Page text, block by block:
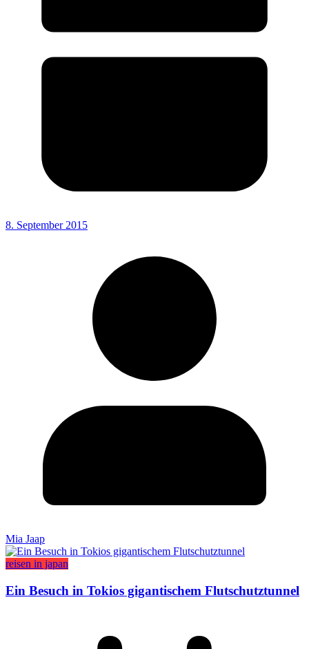
8. September 2015
Mia Jaap
reisen in japan
Ein Besuch in Tokios gigantischem Flutschutztunnel